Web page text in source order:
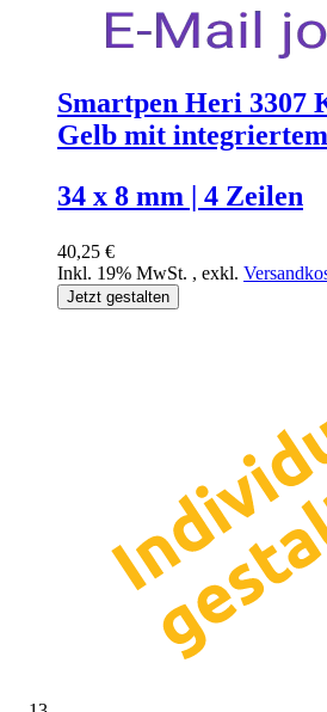
Smartpen Heri 3307
Gelb mit
34 x 8 mm | 4 Zeilen
40,25 €
Inkl. 19% MwSt. , exkl.
Jetzt gestalten